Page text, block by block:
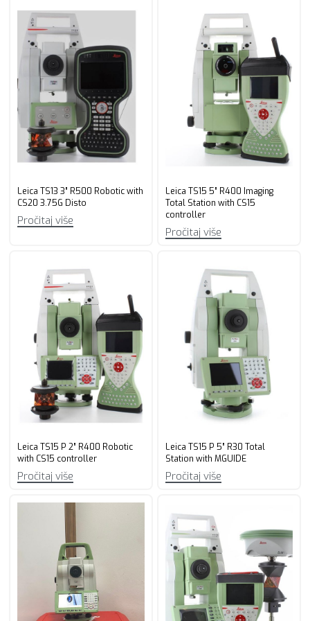
Leica TS13 3” R500 Robotic with
CS20 3.75G Disto
Pročitaj više
Leica TS15 5” R400 Imaging
Total Station with CS15
controller
Pročitaj više
Leica TS15 P 2” R400 Robotic
with CS15 controller
Pročitaj više
Leica TS15 P 5” R30 Total
Station with MGUIDE
Pročitaj više